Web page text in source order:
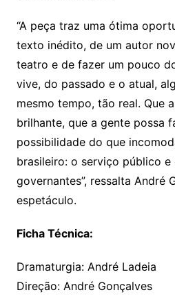
“A peça traz uma ótima
texto inédito, de um autor
teatro e de fazer um pouco
vive, do passado e o atual,
mesmo tempo, tão real. Que
brilhante, que a gente possa
possibilidade do que
brasileiro: o serviço público e
governantes”, ressalta André
espetáculo.
Ficha Técnica:
Dramaturgia: André Ladeia
Direção: André Gonçalves